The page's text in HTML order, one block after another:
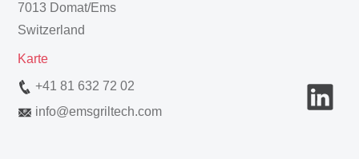
7013 Domat/Ems
Switzerland
Karte
+41 81 632 72 02
info@emsgriltech.com